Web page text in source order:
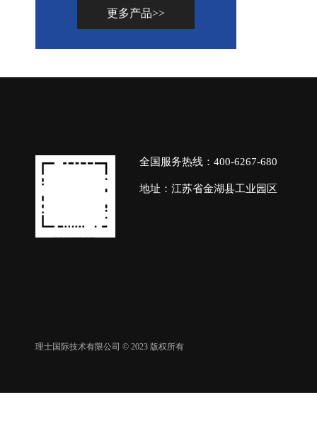
更多产品>>
全国服务热线：400-6267-680
地址：江苏省金湖县工业园区
理士国际技术有限公司 © 2023 版权所有